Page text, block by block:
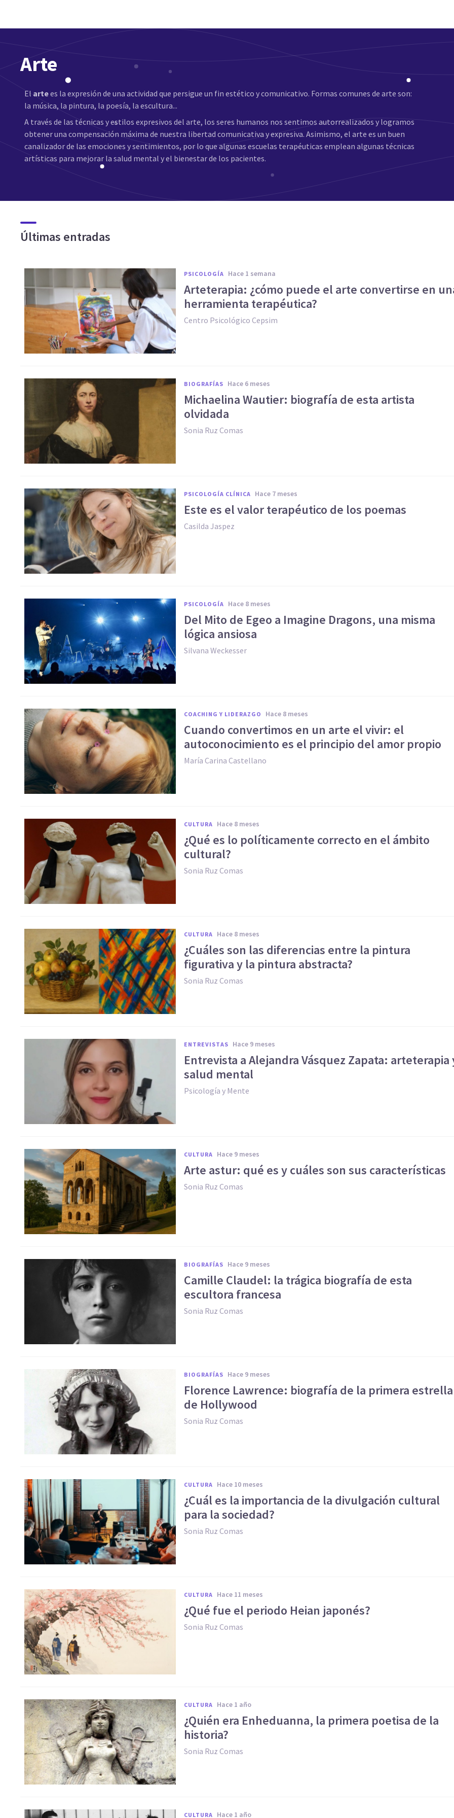
Arte
Elartees la expresión de una actividad que persigue un fin estético y comunicativo. Formas comunes de arte son:
la música, la pintura, la poesía, la escultura...
A través de las técnicas y estilos expresivos del arte, los seres humanos nos sentimos autorrealizados y logramos
obtener una compensación máxima de nuestra libertad comunicativa y expresiva. Asimismo, el arte es un buen
canalizador de las emociones y sentimientos, por lo que algunas escuelas terapéuticas emplean algunas técnicas
artísticas para mejorar la salud mental y el bienestar de los pacientes.
Últimas entradas
PSICOLOGÍA hace 1 semana
Arteterapia: ¿cómo puede el arte convertirse en
herramienta terapéutica?
Centro Psicológico Cepsim
BIOGRAFÍAS hace 6 meses
Michaelina Wautier: biografía de esta artista
olvidada
Sonia Ruz Comas
PSICOLOGÍA CLÍNICA hace 7 meses
Este es el valor terapéutico de los poemas
Casilda Jaspez
PSICOLOGÍA hace 8 meses
Del Mito de Egeo a Imagine Dragons, una misma
lógica ansiosa
Silvana Weckesser
COACHING Y LIDERAZGO hace 8 meses
Cuando convertimos en un arte el vivir: el
autoconocimiento es el principio del amor propio
María Carina Castellano
CULTURA hace 8 meses
¿Qué es lo políticamente correcto en el ámbito
cultural?
Sonia Ruz Comas
CULTURA hace 8 meses
¿Cuáles son las diferencias entre la pintura
figurativa y la pintura abstracta?
Sonia Ruz Comas
ENTREVISTAS hace 9 meses
Entrevista a Alejandra Vásquez Zapata: arteterapia
salud mental
Psicología y Mente
CULTURA hace 9 meses
Arte astur: qué es y cuáles son sus características
Sonia Ruz Comas
BIOGRAFÍAS hace 9 meses
Camille Claudel: la trágica biografía de esta
escultora francesa
Sonia Ruz Comas
BIOGRAFÍAS hace 9 meses
Florence Lawrence: biografía de la primera estrella
de Hollywood
Sonia Ruz Comas
CULTURA hace 10 meses
¿Cuál es la importancia de la divulgación cultural
para la sociedad?
Sonia Ruz Comas
CULTURA hace 11 meses
¿Qué fue el periodo Heian japonés?
Sonia Ruz Comas
CULTURA hace 1 año
¿Quién era Enheduanna, la primera poetisa de la
historia?
Sonia Ruz Comas
CULTURA hace 1 año